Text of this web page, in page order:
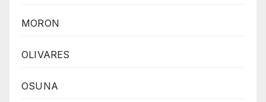
MORON
OLIVARES
OSUNA